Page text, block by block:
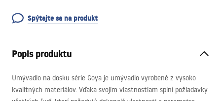
Spýtajte sa na produkt
Popis produktu
Umývadlo na dosku série Goya je umývadlo vyrobené z vysoko
kvalitných materiálov. Vďaka svojim vlastnostiam splní požiadavky